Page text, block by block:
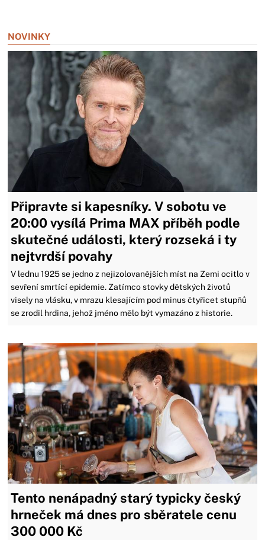
NOVINKY
Připravte si kapesníky. V sobotu ve
20:00 vysílá Prima MAX příběh podle
skutečné události, který rozseká i ty
nejtvrdší povahy
V lednu 1925 se jedno z nejizolovanějších míst na Zemi ocitlo v
sevření smrtící epidemie. Zatímco stovky dětských životů
visely na vlásku, v mrazu klesajícím pod minus čtyřicet stupňů
se zrodil hrdina, jehož jméno mělo být vymazáno z historie.
Tento nenápadný starý typicky český
hrneček má dnes pro sběratele cenu
300 000 Kč